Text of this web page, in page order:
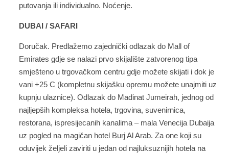
putovanja ili individualno. Noćenje.
DUBAI / SAFARI
Doručak. Predlažemo zajednički odlazak do Mall of
Emirates gdje se nalazi prvo skijalište zatvorenog tipa
smješteno u trgovačkom centru gdje možete skijati i dok je
vani +25 C (kompletnu skijašku opremu možete unajmiti uz
kupnju ulaznice). Odlazak do Madinat Jumeirah, jednog od
najljepših kompleksa hotela, trgovina, suvenirnica,
restorana, ispresijecanih kanalima – mala Venecija Dubaija
uz pogled na magičan hotel Burj Al Arab. Za one koji su
oduvijek željeli zaviriti u jedan od najluksuznijih hotela na